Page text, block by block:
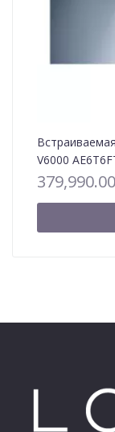
V6000
379,990.00